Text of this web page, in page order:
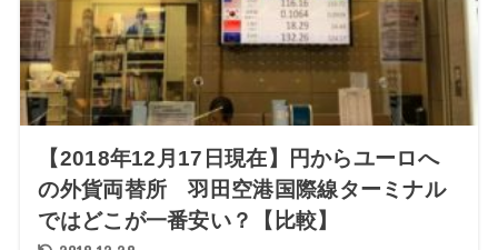
【2018年12月17日現在】円からユーロへ
の外貨両替所 羽田空港国際線ターミナル
ではどこが一番安い？【比較】